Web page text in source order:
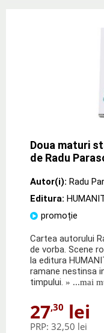
Doua maturi
de Radu
Autor(i): Radu
Editura:
promoție
Cartea autorului
de vorba. Scene
la editura
ramane nestinsa
timpului. » ...mai
27,30 lei
PRP: 32,50 lei